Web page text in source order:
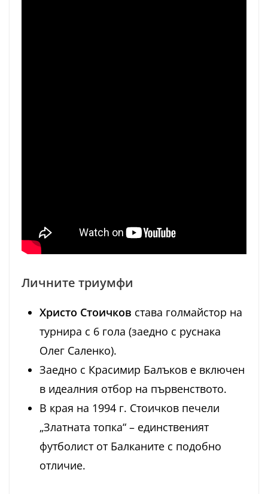
Личните триумфи
Христо Стоичков става голмайстор на
турнира с 6 гола (заедно с руснака
Олег Саленко).
Заедно с Красимир Балъков е включен
в идеалния отбор на първенството.
В края на 1994 г. Стоичков печели
„Златната топка“ – единственият
футболист от Балканите с подобно
отличие.